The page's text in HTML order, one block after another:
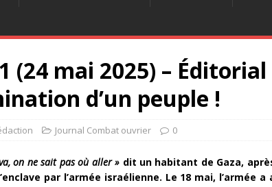
(24 mai 2025) –
d’un peuple !
Journal Combat ouvrier 0
on ne sait pas où aller » dit un habitant de Gaza,
par l’armée israélienne. Le 18 mai, l’armée